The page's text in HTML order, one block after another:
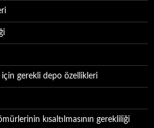
için gerekli depo özellikleri
kısaltılmasının gerekliliği